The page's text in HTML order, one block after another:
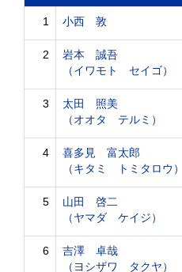
1 小西 敦
2
岩本 誠吾
（イワモト セイゴ）
3
太田 照美
（オオタ テルミ）
4
喜多見 富太郎
（キタミ トミタロウ）
5
山田 啓二
（ヤマダ ケイジ）
6
吉澤 卓哉
（ヨシザワ タクヤ）